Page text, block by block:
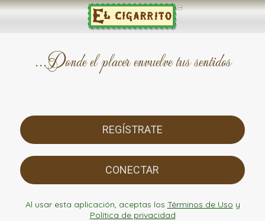
...Donde el placer envuelve tus sentidos
REGÍSTRATE
CONECTAR
Al usar esta aplicación, aceptas los Términos de Uso y
Política de privacidad